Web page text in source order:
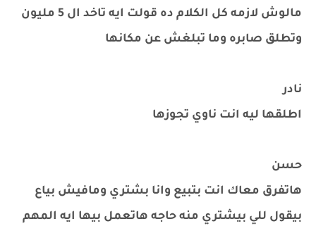
مالوش لازمه كل الكلام ده قولت ايه تاخد ال 5 مليون
وتطلق صابره وما تبلغش عن مكانها
نادر
اطلقها ليه انت ناوي تجوزها
حسن
هاتفرق معاك انت بتبيع وانا بشتري ومافيش بياع
بيقول للي بيشتري منه حاجه هاتعمل بيها ايه المهم